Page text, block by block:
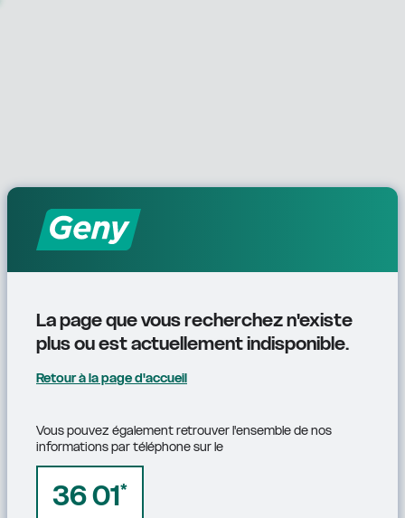
La page que vous recherchez n'existe
plus ou est actuellement indisponible.
Retour à la page d'accueil
Vous pouvez également retrouver l'ensemble de nos
informations par téléphone sur le
36 01*